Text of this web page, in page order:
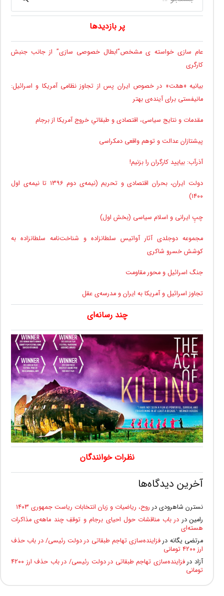
برای:
پر بازدیدها
عام سازی خواسته ی مشخص”ابطال خصوصی سازی” از جانب جنبش
کارگری
بیانیه «همّت» در خصوص ایران پس از تجاوز نظامی آمریکا و اسرائیل:
مانیفستی برای آینده‌ی بهتر
مقدمات و نتایج سیاسی، اقتصادی و طبقاتیِ خروج آمریکا از برجام
پیشتازان عدالت و توهم واقعی دمکراسی
آذرآب: بیایید کارگران را بزنیم!
دولت ایران، بحران اقتصادی و تحریم (نیمه‌ی دوم ۱۳۹۶ تا نیمه‌ی اول
۱۴۰۰)
چپِ ایرانی و اسلام سیاسی (بخش اول)
مجموعه دوجلدی آثار آواتیس سلطانزاده و شناخت‌نامه سلطانزاده به
کوشش خسرو شاکری
جنگ اسرائیل و محور مقاومت
تجاوز اسرائیل و آمریکا به ایران و مدرسه‌ی عقل
چند رسانه‌ای
نظرات خوانندگان
آخرین دیدگاه‌ها
نسترن شاهرودی در روح، ریاضیات و زبان انتخابات ریاست جمهوری ۱۴۰۳
رامیندر در باب مناقشات حول احیای برجام و توقفِ چند ماهه‌ی مذاکرات
هسته‌ای
مرتضی یگانه درفزاینده‌سازی تهاجم طبقاتی در دولت رئیسی/ در باب حذف
ارز ۴۲۰۰ تومانی
آزاددر
فزاینده‌سازی تهاجم طبقاتی در دولت رئیسی/ در باب حذف ارز ۴۲۰۰
تومانی